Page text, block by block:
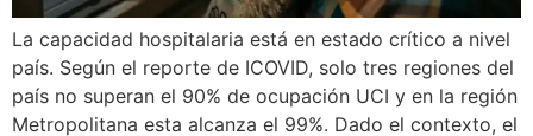
La capacidad hospitalaria está en estado crítico a nivel
país. Según el reporte de ICOVID, solo tres regiones del
país no superan el 90% de ocupación UCI y en la región
Metropolitana esta alcanza el 99%. Dado el contexto, el